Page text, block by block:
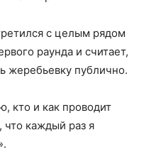
с целым рядом
раунда и считает,
жеребьевку публично.
кто и как проводит
что каждый раз я